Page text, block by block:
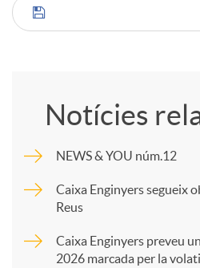
C
m
p
a
Notícies
NEWS & YOU núm.12
Caixa Enginyers segueix
Reus
Caixa Enginyers preveu
2026 marcada per la